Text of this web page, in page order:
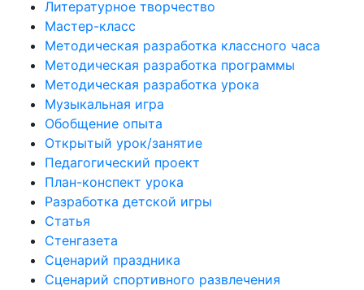
Литературное творчество
Мастер-класс
Методическая разработка классного часа
Методическая разработка программы
Методическая разработка урока
Музыкальная игра
Обобщение опыта
Открытый урок/занятие
Педагогический проект
План-конспект урока
Разработка детской игры
Статья
Стенгазета
Сценарий праздника
Сценарий спортивного развлечения